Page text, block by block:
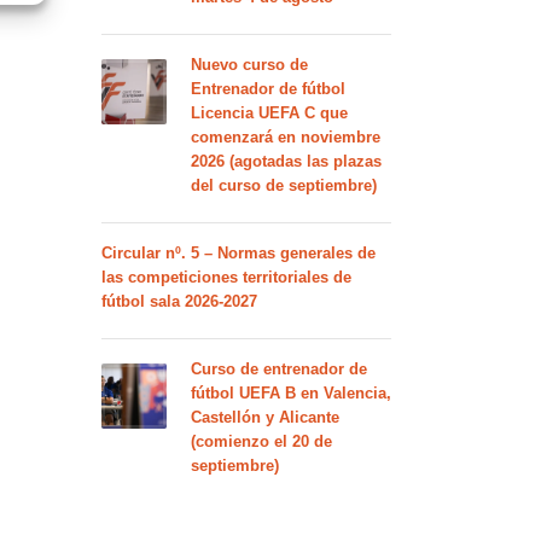
Nuevo curso de
Entrenador de fútbol
Licencia UEFA C que
comenzará en noviembre
2026 (agotadas las plazas
del curso de septiembre)
Circular nº. 5 – Normas generales de
las competiciones territoriales de
fútbol sala 2026-2027
Curso de entrenador de
fútbol UEFA B en Valencia,
Castellón y Alicante
(comienzo el 20 de
septiembre)